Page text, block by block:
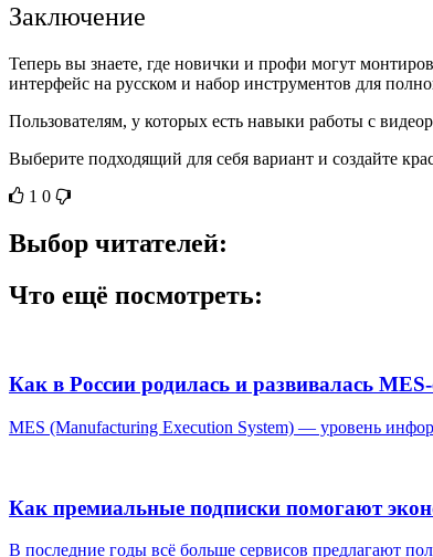
Заключение
Теперь вы знаете, где новички и профи могут
интерфейс на русском и набор инструментов для
Пользователям, у которых есть навыки работы с
Выберите подходящий для себя вариант и создайте
1 0
Выбор читателей:
Что ещё посмотреть:
Как в России родилась и развивалась MES-
MES (Manufacturing Execution System) — уровень
Как премиальные подписки помогают
В последние годы всё больше сервисов предлагают